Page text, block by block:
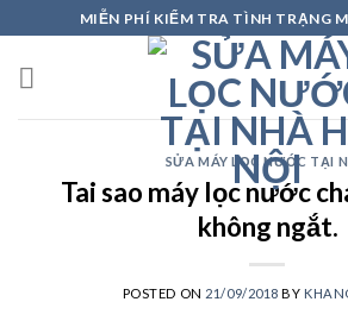
to
content
MIỄN PHÍ KIỂM TRA TÌNH TRẠNG
SỬA MÁY LỌC NƯỚC TẠI
Tai sao máy lọc nước
không ngắt.
POSTED ON 21/09/2018 BY